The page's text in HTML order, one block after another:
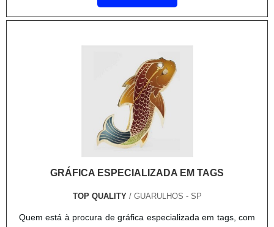
GRÁFICA ESPECIALIZADA EM TAGS
TOP QUALITY/ GUARULHOS - SP
Quem está à procura de gráfica especializada em tags, com
certeza descobrirá no site da Top Quality. Quando o desejo
é por gráfica especializada em tags, com a equipe da Top
o resultado dos clientes.UM POUCO MAIS SOBRE A
GRÁFICA ESPECIALIZADA EM TAGSA Top Quality objetiva
alta qualidade onde são realizadas as atividades e